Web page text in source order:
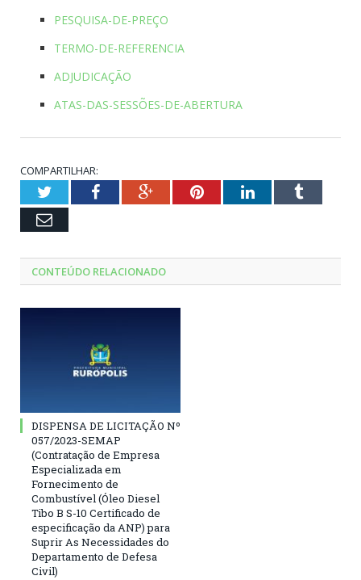
PESQUISA-DE-PREÇO
TERMO-DE-REFERENCIA
ADJUDICAÇÃO
ATAS-DAS-SESSÕES-DE-ABERTURA
COMPARTILHAR:
TwitterFacebookGoogle+PinterestLinkedInTumblr
Email
CONTEÚDO RELACIONADO
DISPENSA DE LICITAÇÃO Nº
057/2023-SEMAP
(Contratação de Empresa
Especializada em
Fornecimento de
Combustível (Óleo Diesel
Tibo B S-10 Certificado de
especificação da ANP) para
Suprir As Necessidades do
Departamento de Defesa
Civil)